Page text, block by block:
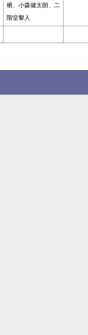
栖、小森健太朗、二
階堂黎人